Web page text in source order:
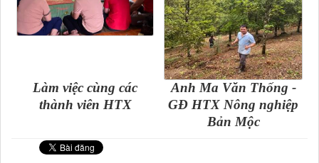
Làm việc cùng các
thành viên HTX
Anh Ma Văn Thống -
GĐ HTX Nông nghiệp
Bản Mộc